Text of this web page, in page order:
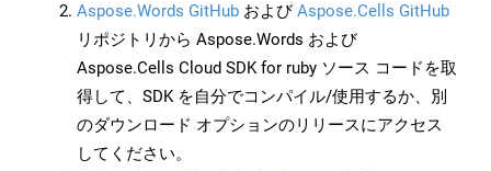
Aspose.Words GitHub およびAspose.Cells GitHub
リポジトリから Aspose.Words および
Aspose.Cells Cloud SDK for ruby ソース コードを取
得して、SDK を自分でコンパイル/使用するか、別
のダウンロード オプションのリリースにアクセス
してください。